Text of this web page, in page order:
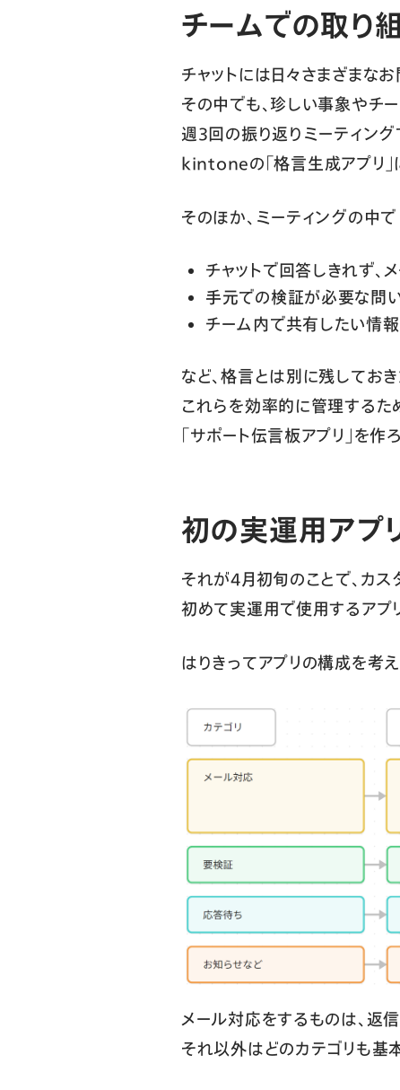
チームでの取り
チャットには日々さまざまな
その中でも、珍しい事象やチ
週3回の振り返りミーティン
kintoneの「格言生成アプリ」
そのほか、ミーティングの中で
チャットで回答しきれず
手元での検証が必要な問
チーム内で共有したい情報
など、格言とは別に残してお
これらを効率的に管理するた
「サポート伝言板アプリ」を作
初の実運用アプ
それが4月初旬のことで、カ
初めて実運用で使用するアプ
はりきってアプリの構成を考
メール対応をするものは、返
それ以外はどのカテゴリも